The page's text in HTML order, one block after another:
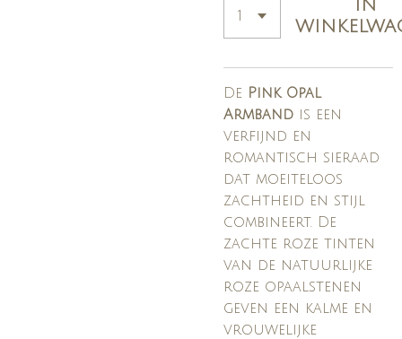
IN
De Pink Opal
Armband is een
verfijnd en
romantisch sieraad
dat moeiteloos
zachtheid en stijl
combineert. De
zachte roze tinten
van de natuurlijke
roze opaalstenen
geven een kalme en
vrouwelijke